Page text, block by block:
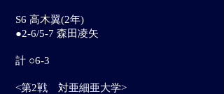
S6 高木翼(2年)
●2-6/5-7 森田凌矢
計 ○6-3
<第2戦 対亜細亜大学>